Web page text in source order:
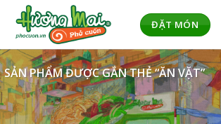
ĐẶT MÓN
SẢN PHẨM ĐƯỢC GẮN THẺ “ĂN VẶT”